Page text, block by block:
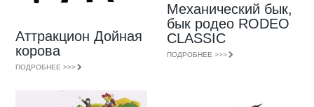
Аттракцион Дойная
корова
ПОДРОБНЕЕ >>>
Механический бык,
бык родео RODEO
CLASSIC
ПОДРОБНЕЕ >>>